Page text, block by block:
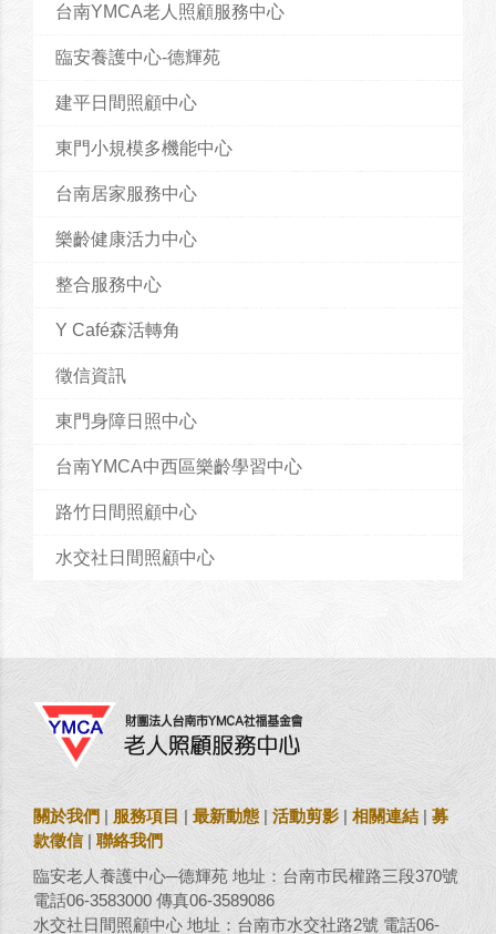
台南YMCA老人照顧服務中心
臨安養護中心-德輝苑
建平日間照顧中心
東門小規模多機能中心
台南居家服務中心
樂齡健康活力中心
整合服務中心
Y Café森活轉角
徵信資訊
東門身障日照中心
台南YMCA中西區樂齡學習中心
路竹日間照顧中心
水交社日間照顧中心
關於我們 | 服務項目 | 最新動態 | 活動剪影 | 相關連結 | 募
款徵信| 聯絡我們
臨安老人養護中心─德輝苑 地址：台南市民權路三段370號
電話06-3583000 傳真06-3589086
水交社日間照顧中心 地址：台南市水交社路2號 電話06-